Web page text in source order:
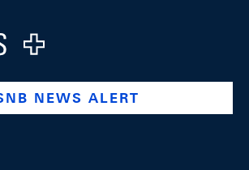
company/swiss-national-
www.youtube.com/@swissnationalbank
NEWS ALERT